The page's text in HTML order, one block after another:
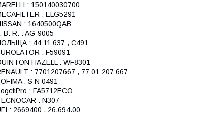
: 150140030700
: ELG5291
: 1640500QAB
B. R. : AG-9005
: 44 11 637 , C491
: F59091
HAZELL : WF8301
: 7701207667 , 77 01 207 667
: S N 0491
: FA5712ECO
: N307
: 2669400 , 26.694.00